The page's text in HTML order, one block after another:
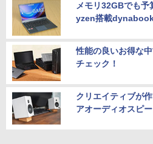
メモリ32GBでも
yzen搭載
性能の良いお得な
チェック！
クリエイティブが
アオーディオスピ